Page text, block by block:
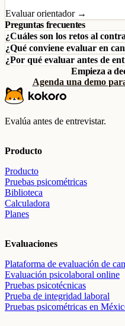
Evaluar orientador →
Preguntas frecuentes
¿Cuáles son los retos al
¿Qué conviene evaluar en
¿Por qué evaluar antes de
Empieza a
Agenda una demo
Evalúa antes de entrevistar.
Producto
Producto
Pruebas psicométricas
Biblioteca
Calculadora
Planes
Evaluaciones
Plataforma de evaluación de
Evaluación psicolaboral online
Pruebas psicotécnicas
Prueba de integridad laboral
Pruebas psicométricas en